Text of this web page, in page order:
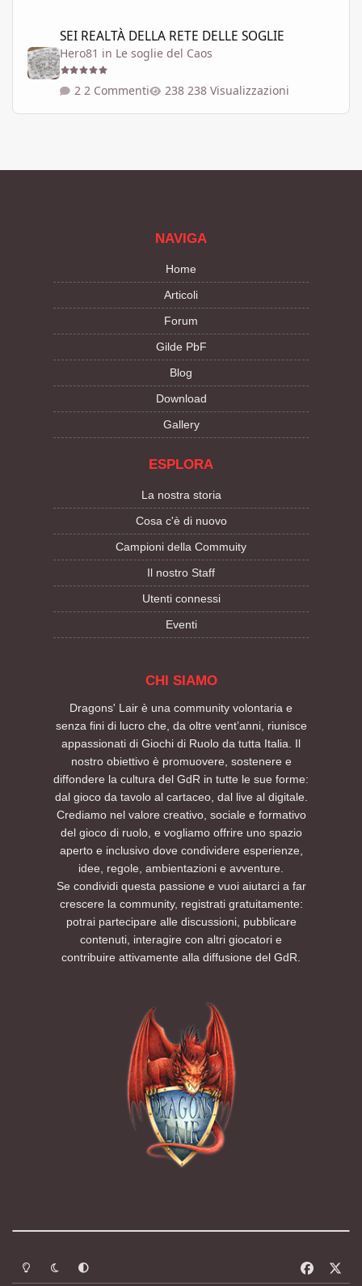
SEI REALTÀ DELLA RETE DELLE SOGLIE
Hero81 in Le soglie del Caos
2 Commenti 238 Visualizzazioni
NAVIGA
Home
Articoli
Forum
Gilde PbF
Blog
Download
Gallery
ESPLORA
La nostra storia
Cosa c'è di nuovo
Campioni della Commuity
Il nostro Staff
Utenti connessi
Eventi
CHI SIAMO
Dragons' Lair è una community volontaria e
senza fini di lucro che, da oltre vent’anni, riunisce
appassionati di Giochi di Ruolo da tutta Italia. Il
nostro obiettivo è promuovere, sostenere e
diffondere la cultura del GdR in tutte le sue forme:
dal gioco da tavolo al cartaceo, dal live al digitale.
Crediamo nel valore creativo, sociale e formativo
del gioco di ruolo, e vogliamo offrire uno spazio
aperto e inclusivo dove condividere esperienze,
idee, regole, ambientazioni e avventure.
Se condividi questa passione e vuoi aiutarci a far
crescere la community, registrati gratuitamente:
potrai partecipare alle discussioni, pubblicare
contenuti, interagire con altri giocatori e
contribuire attivamente alla diffusione del GdR.
Modalità chiara
Modalità scuraSegui la preferenza del sistema